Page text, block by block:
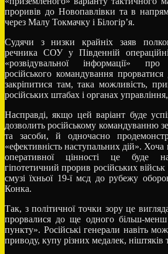
проривів до Новопавлівки та в
через Малу Токмачку і Білогір’я.
Судячи з низки крайніх заяв
речника СОУ у Південній
«розвідувальної інформації»
російського командування
закріпитися там, така можливість,
російських штабах і органах
Насправді, якщо цей варіант буде
дозволить російському командуванню
та засоби, й одночасно
«ефективність наступальних дій». Хоча
оперативної цінності це буде
гіпотетичний прорив російських
смузі їхньої 19-ї мсд до рубежу
Конка.
Так, з політичної точки зору це
прорвалися до ще одного більш-менш
пункту». Російські генерали навіть
приводу, купу різних медалек, ніштяків